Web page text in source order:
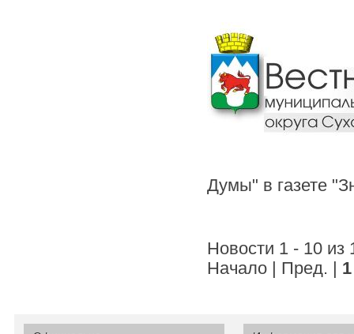
Думы" в газете
Новости 1 - 10 из
Начало | Пред. | 1